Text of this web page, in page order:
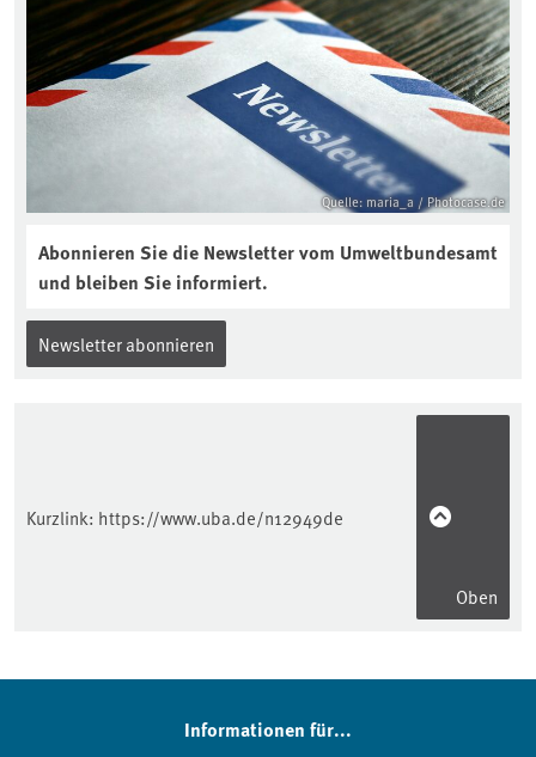
Quelle: maria_a / Photocase.de
Abonnieren Sie die Newsletter vom Umweltbundesamt
und bleiben Sie informiert.
Newsletter abonnieren
Kurzlink: https://www.uba.de/n12949de
Oben
Informationen für...